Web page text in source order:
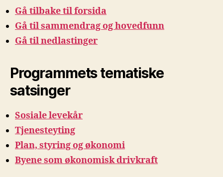
Gå tilbake til forsida
Gå til sammendrag og hovedfunn
Gå til nedlastinger
Programmets tematiske
satsinger
Sosiale levekår
Tjenesteyting
Plan, styring og økonomi
Byene som økonomisk drivkraft